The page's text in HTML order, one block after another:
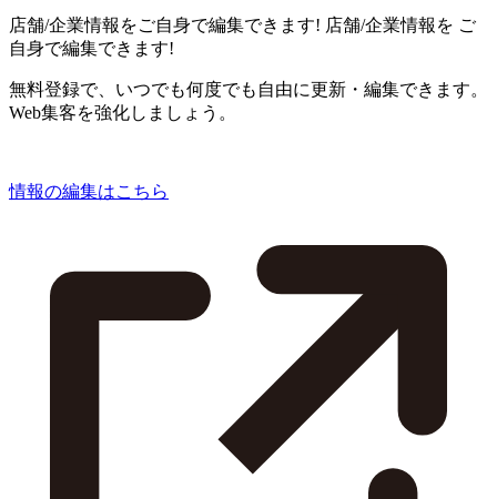
店舗/企業情報をご自身で編集できます! 店舗/企業情報を ご
自身で編集できます!
無料登録で、いつでも何度でも自由に更新・編集できます。
Web集客を強化しましょう。
情報の編集はこちら